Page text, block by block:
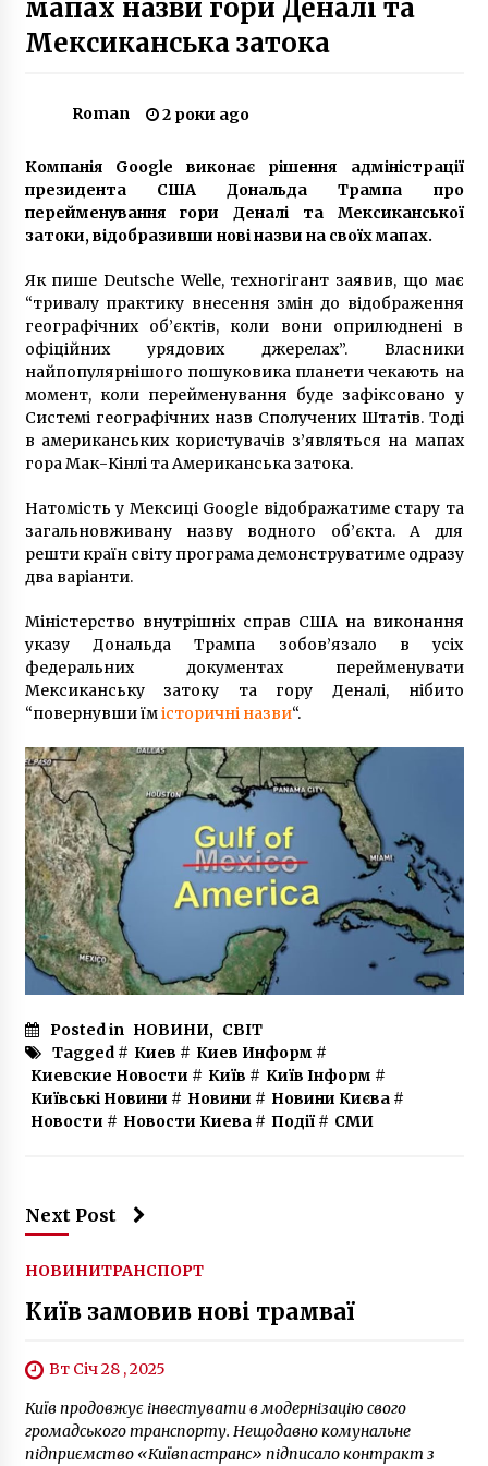
5 років ago
7 років ago
У Києві покажуть літографії Далі, Малевича
та Пікассо
7 років ago
розпочинається ремонт: скільки триватиме
6 років ago
пільгового періоду для авто на єврономерах
7 років ago
В Киеве ликвидируют стратегическое
(ФОТО)
9 років ago
мапах назви гори Деналі та
Мексиканська затока
Roman 2 роки ago
Компанія Google виконає рішення адміністрації
президента США Дональда Трампа про
перейменування гори Деналі та Мексиканської
затоки, відобразивши нові назви на своїх мапах.
Як пише Deutsche Welle, техногігант заявив, що має
“тривалу практику внесення змін до відображення
географічних об’єктів, коли вони оприлюднені в
офіційних урядових джерелах”. Власники
найпопулярнішого пошуковика планети чекають на
момент, коли перейменування буде зафіксовано у
Системі географічних назв Сполучених Штатів. Тоді
в американських користувачів з’являться на мапах
гора Мак-Кінлі та Американська затока.
Натомість у Мексиці Google відображатиме стару та
загальновживану назву водного об’єкта. А для
решти країн світу програма демонструватиме одразу
два варіанти.
Міністерство внутрішніх справ США на виконання
указу Дональда Трампа зобов’язало в усіх
федеральних документах перейменувати
Мексиканську затоку та гору Деналі, нібито
“повернувши їмісторичні назви“.
Posted in НОВИНИ, СВІТ
Tagged # Киев # Киев Информ #
Киевские Новости # Київ # Київ Інформ #
Київські Новини # Новини # Новини Києва#
Новости # Новости Киева# Події# СМИ
Next Post
НОВИНИТРАНСПОРТ
Київ замовив нові трамваї
Вт Січ 28 , 2025
Київ продовжує інвестувати в модернізацію свого
громадського транспорту. Нещодавно комунальне
підприємство «Київпастранс» підписало контракт з